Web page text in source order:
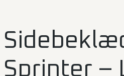
Sprinter –